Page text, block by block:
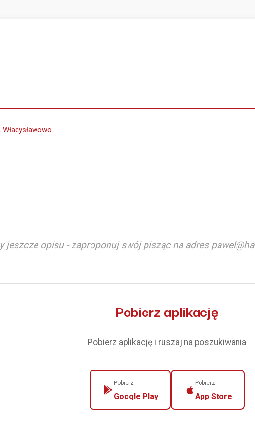
, Władysławowo
jeszcze opisu - zaproponuj swój pisząc na adres
Pobierz aplikację
Pobierz aplikację i ruszaj na poszukiwania
Pobierz
Google Play
Pobierz
App Store